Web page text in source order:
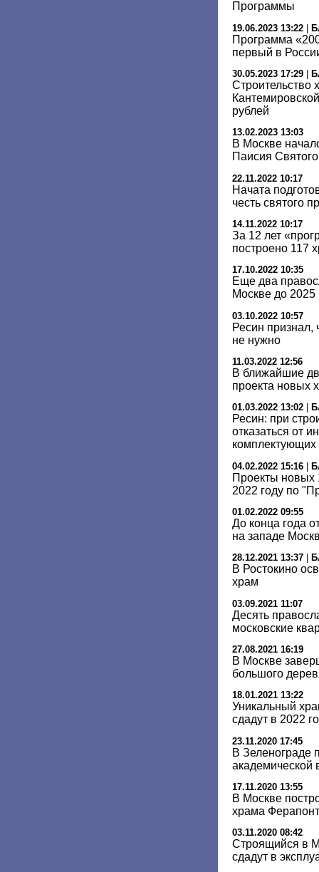
Программы
19.06.2023 13:22
Программа
первый в
30.05.2023 17:29
Строительство
рублей
13.02.2023 13:03
В Москве
Паисия
22.11.2022 10:17
Начата
честь святого
14.11.2022 10:17
За 12 лет
построено 117
17.10.2022 10:35
Еще два
Москве до 2025
03.10.2022 10:57
Ресин признал,
не нужно
11.03.2022 12:56
В ближайшие
проекта новых
01.03.2022 13:02
Ресин: при
отказаться от
комплектующих
04.02.2022 15:16 |
Проекты новых
2022 году по
01.02.2022 09:55
До конца года
на западе
28.12.2021 13:37
В Ростокино
храм
03.09.2021 11:07
Десять
московские
27.08.2021 16:19
В Москве
большого
18.01.2021 13:22
Уникальный
сдадут в 2022
23.11.2020 17:45
В Зеленограде
академической
17.11.2020 13:55
В Москве
храма
03.11.2020 08:42
Строящийся в
сдадут в